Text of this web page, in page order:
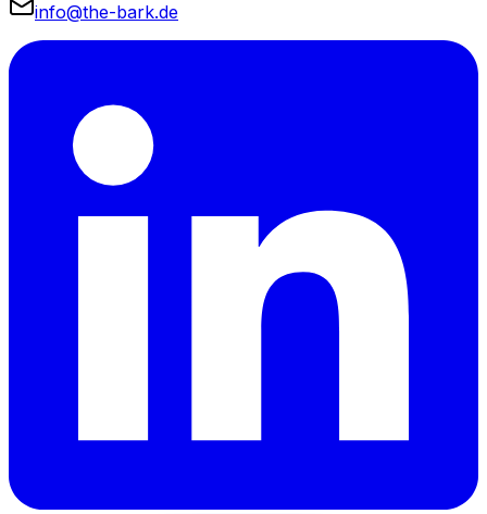
info@the-bark.de